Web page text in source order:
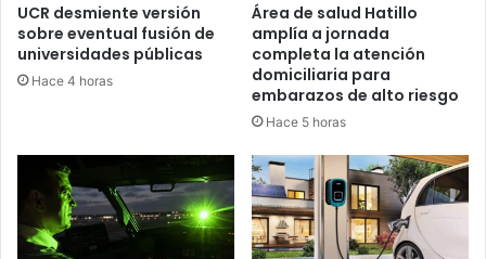
UCR desmiente versión
sobre eventual fusión de
universidades públicas
Hace 4 horas
Área de salud Hatillo
amplía a jornada
completa la atención
domiciliaria para
embarazos de alto riesgo
Hace 5 horas